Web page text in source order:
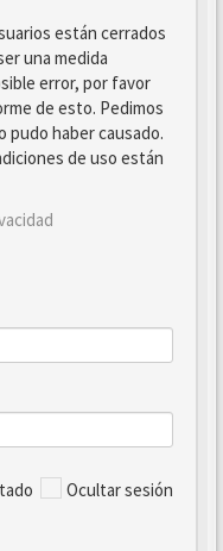
están cerrados
una medida
error, por favor
de esto. Pedimos
pudo haber causado.
de uso están
Ocultar sesión